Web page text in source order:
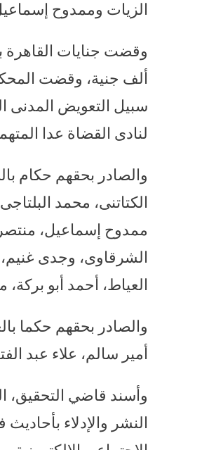
الزيات وممدوح
ألف جنية، وقضت
سبيل التعويض المدنى
لنادى القضاة عدا
الكتاتنى، محمد
ممدوح إسماعيل،
الشرقاوى، وجدى
العياط، أحمد أبو
أمير سالم، علاء عبد
وأسند قاضي التحقيق،
النشر والإدلاء